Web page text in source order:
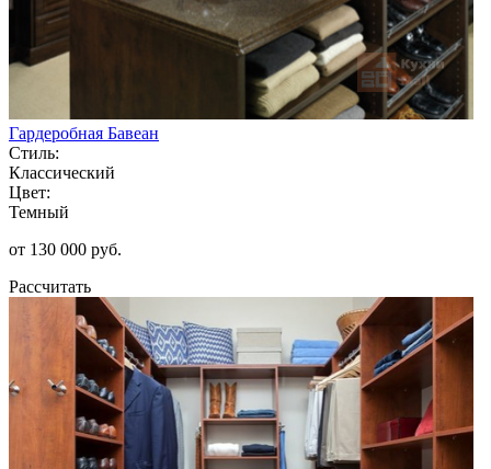
Гардеробная Бавеан
Стиль:
Классический
Цвет:
Темный
от 130 000 руб.
Рассчитать